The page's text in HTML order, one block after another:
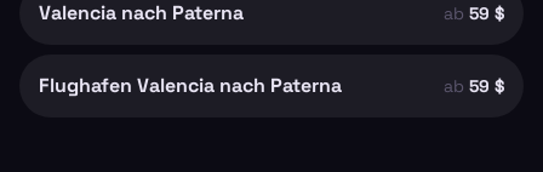
Valencia nach Paterna ab 59 $
Flughafen Valencia nach Paterna ab 59 $